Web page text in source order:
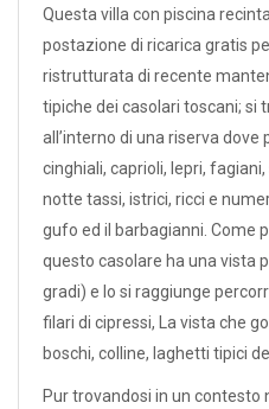
Questa villa con piscina
postazione di ricarica gratis
ristrutturata di recente
tipiche dei casolari toscani; si
all’interno di una riserva
cinghiali, caprioli, lepri,
notte tassi, istrici, ricci e
gufo ed il barbagianni. Come
questo casolare ha una vista
gradi) e lo si raggiunge
filari di cipressi, La vista che
boschi, colline, laghetti tipici
Pur trovandosi in un contesto